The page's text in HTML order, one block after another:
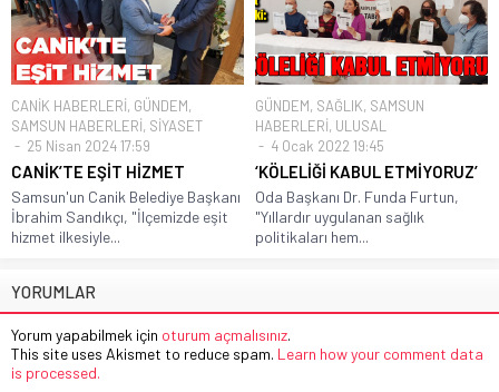
CANİK HABERLERİ, GÜNDEM,
SAMSUN HABERLERİ, SİYASET
25 Nisan 2024 17:59
CANİK’TE EŞİT HİZMET
Samsun'un Canik Belediye Başkanı
İbrahim Sandıkçı, "İlçemizde eşit
hizmet ilkesiyle...
GÜNDEM, SAĞLIK, SAMSUN
HABERLERİ, ULUSAL
4 Ocak 2022 19:45
‘KÖLELİĞİ KABUL ETMİYORUZ’
Oda Başkanı Dr. Funda Furtun,
"Yıllardır uygulanan sağlık
politikaları hem...
YORUMLAR
Yorum yapabilmek için oturum açmalısınız.
This site uses Akismet to reduce spam. Learn how your comment data
is processed.